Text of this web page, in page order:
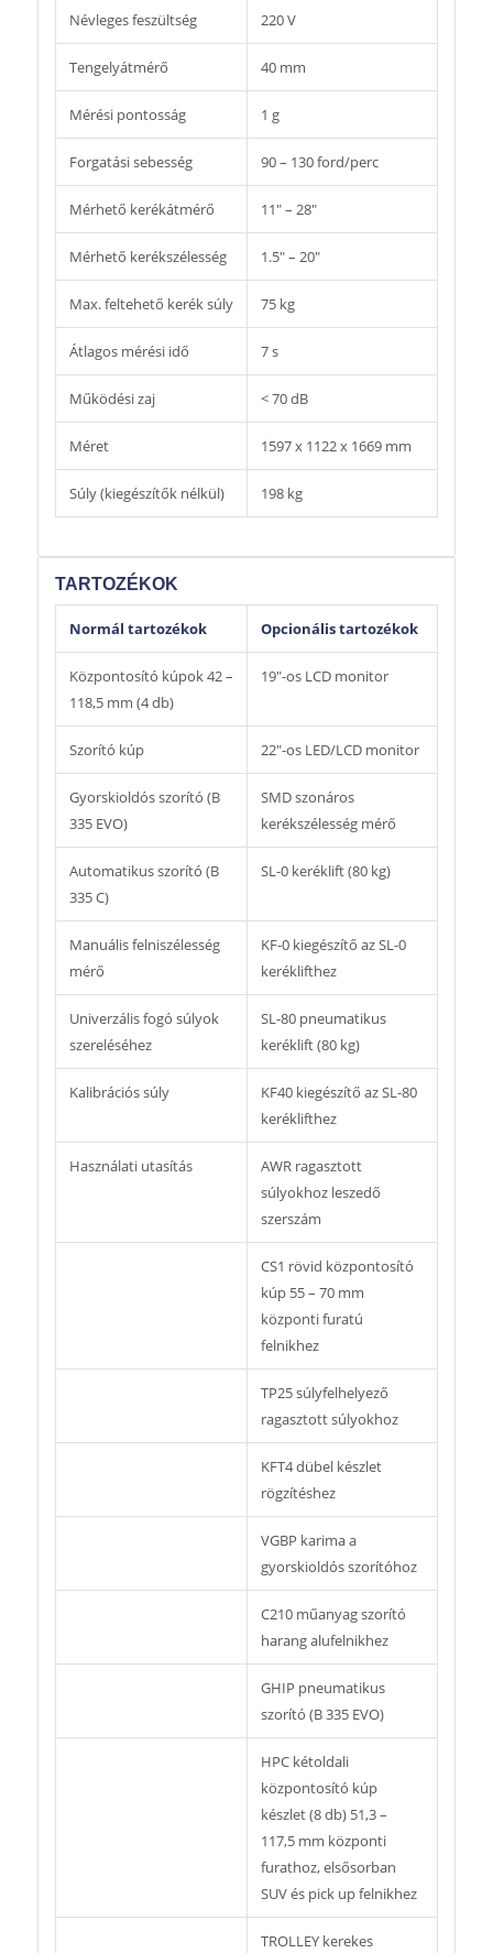
Névleges feszültség 220 V
Tengelyátmérő 40 mm
Mérési pontosság 1 g
Forgatási sebesség 90 – 130 ford/perc
Mérhető kerékátmérő 11″ – 28″
Mérhető kerékszélesség 1.5″ – 20″
Max. feltehető kerék súly 75 kg
Átlagos mérési idő 7 s
Működési zaj < 70 dB
Méret 1597 x 1122 x 1669 mm
Súly (kiegészítők nélkül) 198 kg
TARTOZÉKOK
Normál tartozékok Opcionális tartozékok
Központosító kúpok 42 –
118,5 mm (4 db)
19″-os LCD monitor
Szorító kúp 22″-os LED/LCD monitor
Gyorskioldós szorító (B
335 EVO)
SMD szonáros
kerékszélesség mérő
Automatikus szorító (B
335 C)
SL-0 keréklift (80 kg)
Manuális felniszélesség
mérő
KF-0 kiegészítő az SL-0
keréklifthez
Univerzális fogó súlyok
szereléséhez
SL-80 pneumatikus
keréklift (80 kg)
Kalibrációs súly
KF40 kiegészítő az SL-80
keréklifthez
Használati utasítás
AWR ragasztott
súlyokhoz leszedő
szerszám
CS1 rövid központosító
kúp 55 – 70 mm
központi furatú
felnikhez
TP25 súlyfelhelyező
ragasztott súlyokhoz
KFT4 dübel készlet
rögzítéshez
VGBP karima a
gyorskioldós szorítóhoz
C210 műanyag szorító
harang alufelnikhez
GHIP pneumatikus
szorító (B 335 EVO)
HPC kétoldali
központosító kúp
készlet (8 db) 51,3 –
117,5 mm központi
furathoz, elsősorban
SUV és pick up felnikhez
TROLLEY kerekes